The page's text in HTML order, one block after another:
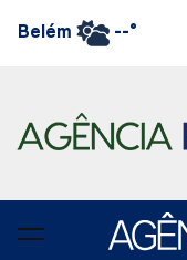
Belém --°